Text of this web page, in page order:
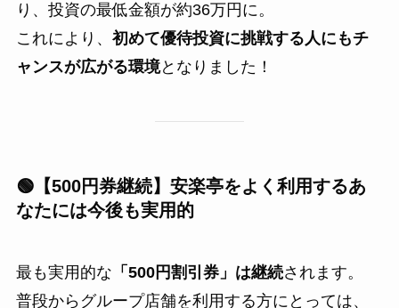
り、投資の最低金額が約36万円に。
これにより、 初めて優待投資に挑戦する人にもチ
ャンスが広がる環境となりました！
🟢【500円券継続】安楽亭をよく利用するあ
なたには今後も実用的
最も実用的な 「500円割引券」は継続されます。
普段からグループ店舗を利用する方にとっては、